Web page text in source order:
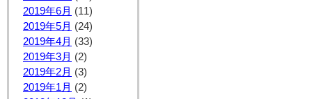
2019年6月 (11)
2019年5月 (24)
2019年4月 (33)
2019年3月 (2)
2019年2月 (3)
2019年1月 (2)